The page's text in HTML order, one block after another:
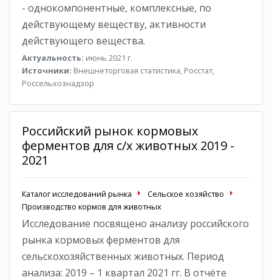
- однокомпонентные, комплексные, по
действующему веществу, активности
действующего вещества.
Актуальность: июнь 2021 г.
Источники: Внешнеторговая статистика, Росстат,
Россельхознадзор
Российский рынок кормовых
ферментов для с/х животных 2019 -
2021
Каталог исследований рынка
Сельское хозяйство
Производство кормов для животных
Исследование посвящено анализу российского
рынка кормовых ферментов для
сельскохозяйственных животных. Период
анализа: 2019 – 1 квартал 2021 гг. В отчёте